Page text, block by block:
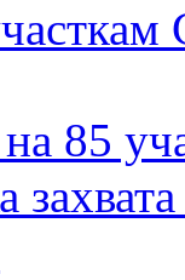
85